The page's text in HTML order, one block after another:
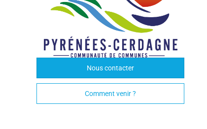
Nous contacter
Comment venir ?